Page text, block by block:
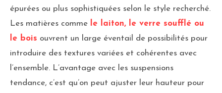
épurées ou plus sophistiquées selon le style recherché.
Les matières comme
le laiton, le verre soufflé ou
le bois ouvrent un large éventail de possibilités pour
introduire des textures variées et cohérentes avec
l’ensemble. L’avantage avec les suspensions
tendance, c’est qu’on peut ajuster leur hauteur pour